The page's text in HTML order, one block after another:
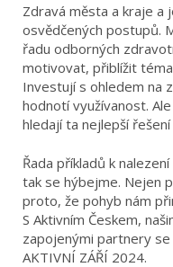
Zdravá města a kraje a
osvědčených postupů.
řadu odborných
motivovat, přiblížit
Investují s ohledem na
hodnotí využívanost.
hledají ta nejlepší
Řada příkladů k nalezení
tak se hýbejme. Nejen
proto, že pohyb nám
S Aktivním Českem,
zapojenými partnery
AKTIVNÍ ZÁŘÍ 2024.